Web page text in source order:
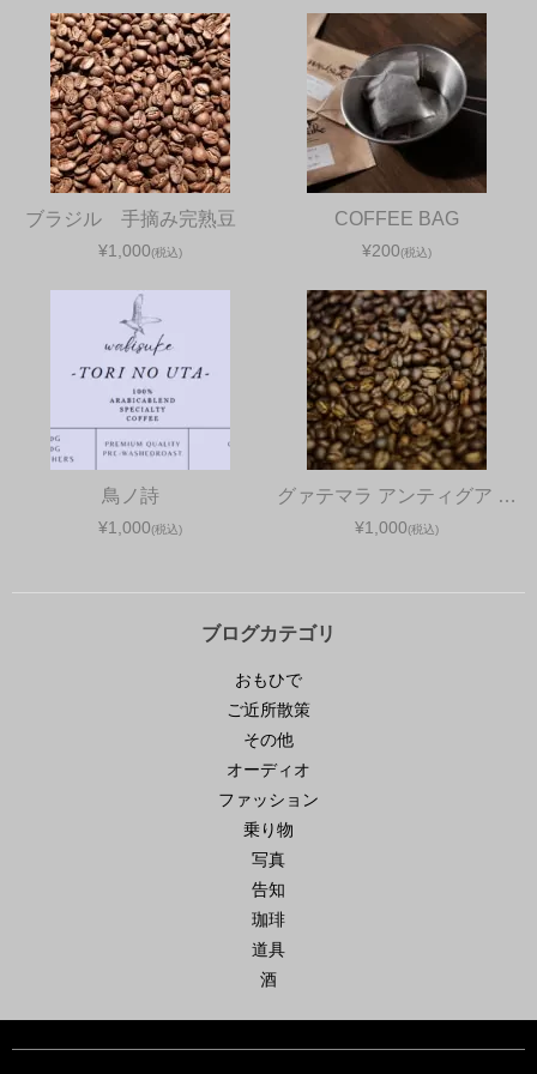
ブラジル 手摘み完熟豆
¥1,000(税込)
COFFEE BAG
¥200(税込)
鳥ノ詩
¥1,000(税込)
グァテマラ アンティグア …
¥1,000(税込)
ブログカテゴリ
おもひで
ご近所散策
その他
オーディオ
ファッション
乗り物
写真
告知
珈琲
道具
酒